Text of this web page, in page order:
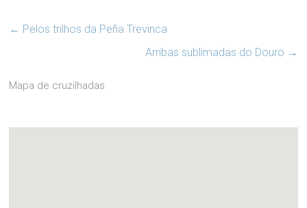
← Pelos trilhos da Peña Trevinca
Arribas sublimadas do Douro →
Mapa de cruzilhadas